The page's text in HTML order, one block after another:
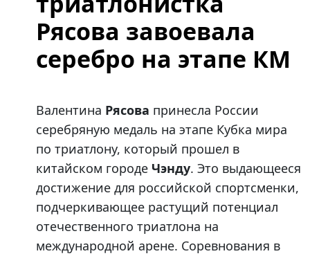
Рясова завоевала
серебро на этапе КМ
Валентина Рясова принесла России
серебряную медаль на этапе Кубка мира
по триатлону, который прошел в
китайском городе Чэнду. Это выдающееся
достижение для российской спортсменки,
подчеркивающее растущий потенциал
отечественного триатлона на
международной арене. Соревнования в